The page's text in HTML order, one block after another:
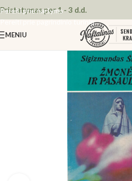
Pereiti prie naršymo
Pereiti prie pagrindinio turinio
Pristatymas per 1 - 3 d.d.
MENIU